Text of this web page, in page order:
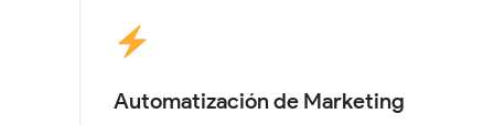
Automatización de Marketing